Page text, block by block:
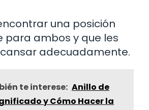
una posición
para ambos y que les
adecuadamente.
te interese: Anillo de
y Cómo Hacer la